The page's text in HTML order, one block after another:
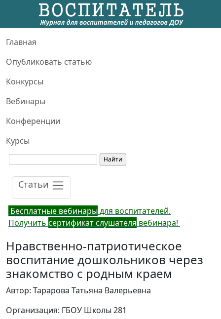
Главная
Опубликовать статью
Конкурсы
Вебинары
Конференции
Курсы
Статьи
Бесплатные вебинарыдля воспитателей.
Получить сертификат слушателя вебинара!
Нравственно-патриотическое
воспитание дошкольников через
знакомство с родным краем
Автор: Тарарова Татьяна Валерьевна
Организация: ГБОУ Школы 281